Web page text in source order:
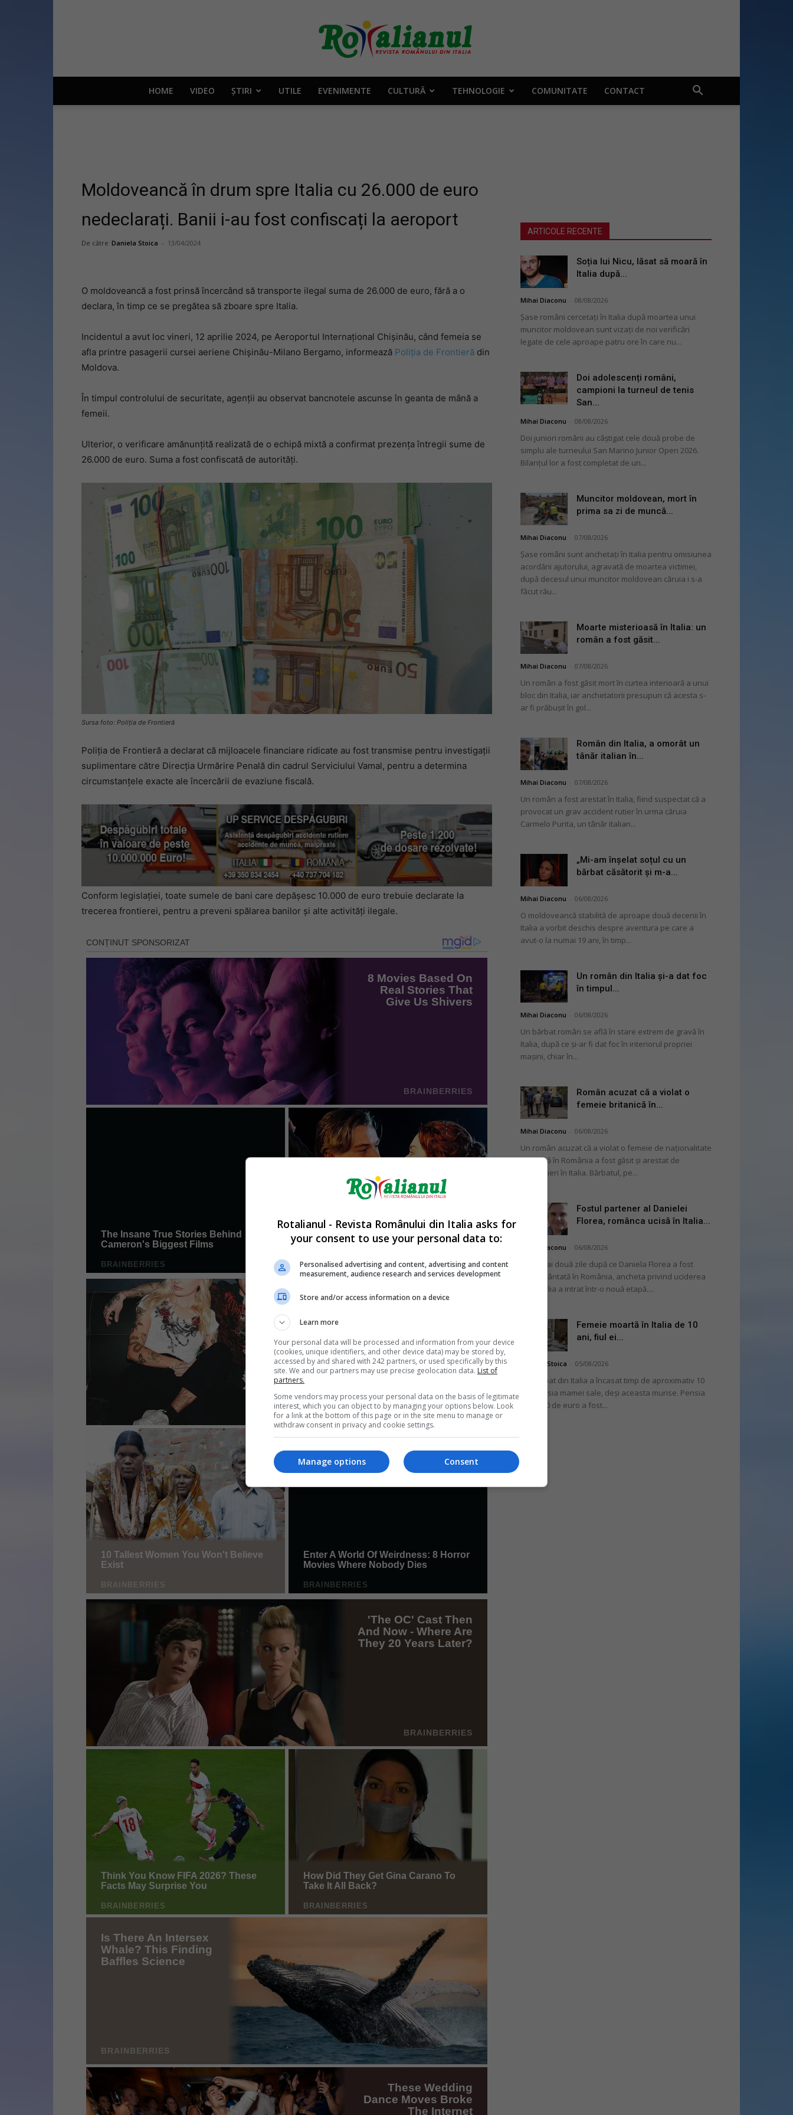
Rotalianul
românului
HOME VIDEO ȘTIRI UTILE EVENIMENTE CULTURĂ TEHNOLOGIE COMUNITATE CONTACT
Moldoveancă în drum spre Italia cu 26.000 de euro
nedeclarați. Banii i-au fost confiscați la aeroport
De către Daniela Stoica - 13/04/2024
O moldoveancă a fost prinsă încercând să transporte ilegal suma de 26.000 de euro, fără a o
declara, în timp ce se pregătea să zboare spre Italia.
Incidentul a avut loc vineri, 12 aprilie 2024, pe Aeroportul Internațional Chișinău, când femeia se
afla printre pasagerii cursei aeriene Chișinău-Milano Bergamo, informează Poliția de Frontieră din
Moldova.
În timpul controlului de securitate, agenții au observat bancnotele ascunse în geanta de mână a
femeii.
Ulterior, o verificare amănunțită realizată de o echipă mixtă a confirmat prezența întregii sume de
26.000 de euro. Suma a fost confiscată de autorități.
Sursa foto: Poliția de Frontieră
Poliția de Frontieră a declarat că mijloacele financiare ridicate au fost transmise pentru investigații
suplimentare către Direcția Urmărire Penală din cadrul Serviciului Vamal, pentru a determina
circumstanțele exacte ale încercării de evaziune fiscală.
Conform legislației, toate sumele de bani care depășesc 10.000 de euro trebuie declarate la
trecerea frontierei, pentru a preveni spălarea banilor și alte activități ilegale.
ARTICOLE RECENTE
Soția lui Nicu, lăsat să moară în
Italia după...
Mihai Diaconu 08/08/2026
Șase români cercetați în Italia după moartea unui
muncitor moldovean sunt vizați de noi verificări
legate de cele aproape patru ore în care nu...
Doi adolescenți români,
campioni la turneul de tenis
San...
Mihai Diaconu 08/08/2026
Doi juniori români au câștigat cele două probe de
simplu ale turneului San Marino Junior Open 2026.
Bilanțul lor a fost completat de un...
Muncitor moldovean, mort în
prima sa zi de muncă...
Mihai Diaconu 07/08/2026
Șase români sunt anchetați în Italia pentru omisiunea
acordării ajutorului, agravată de moartea victimei,
după decesul unui muncitor moldovean căruia i s-a
făcut rău...
Moarte misterioasă în Italia: un
român a fost găsit...
Mihai Diaconu 07/08/2026
Un român a fost găsit mort în curtea interioară a unui
bloc din Italia, iar anchetatorii presupun că acesta s-
ar fi prăbușit în gol...
Român din Italia, a omorât un
tânăr italian în...
Mihai Diaconu 07/08/2026
Un român a fost arestat în Italia, fiind suspectat că a
provocat un grav accident rutier în urma căruia
Carmelo Purita, un tânăr italian...
„Mi-am înșelat soțul cu un
bărbat căsătorit și m-a...
Mihai Diaconu 06/08/2026
O moldoveancă stabilită de aproape două decenii în
Italia a vorbit deschis despre aventura pe care a
avut-o la numai 19 ani, în timp...
Un român din Italia și-a dat foc
în timpul...
Mihai Diaconu 06/08/2026
Un bărbat român se află în stare extrem de gravă în
Italia, după ce și-ar fi dat foc în interiorul propriei
mașini, chiar în...
Român acuzat că a violat o
femeie britanică în...
Mihai Diaconu 06/08/2026
Un român acuzat că a violat o femeie de naționalitate
britanică în România a fost găsit și arestat de
carabinieri în Italia. Bărbatul, pe...
Fostul partener al Danielei
Florea, românca ucisă în Italia...
Mihai Diaconu 06/08/2026
La numai două zile după ce Daniela Florea a fost
înmormântată în România, ancheta privind uciderea
sa în Italia a intrat într-o nouă etapă....
Femeie moartă în Italia de 10
ani, fiul ei...
Daniela Stoica 05/08/2026
Un bărbat din Italia a încasat timp de aproximativ 10
ani pensia mamei sale, deși aceasta murise. Pensia
de 2.000 de euro a fost...
Rotalianul - Revista Românului din Italia asks for
your consent to use your personal data to:
Personalised advertising and content, advertising and content
measurement, audience research and services development
Store and/or access information on a device
Learn more
Your personal data will be processed and information from your device
(cookies, unique identifiers, and other device data) may be stored by,
accessed by and shared with 242 partners, or used specifically by this
site. We and our partners may use precise geolocation data. List of
partners.
Some vendors may process your personal data on the basis of legitimate
interest, which you can object to by managing your options below. Look
for a link at the bottom of this page or in the site menu to manage or
withdraw consent in privacy and cookie settings.
Consent
Manage options